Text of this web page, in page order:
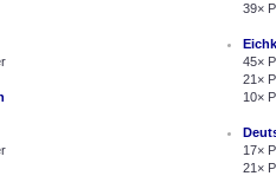
39×
45×
21×
10×
17×
21×